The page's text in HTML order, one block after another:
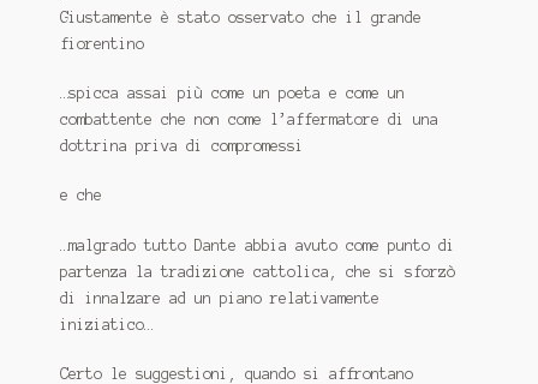
Giustamente è stato osservato che il grande
fiorentino
…spicca assai più come un poeta e come un
combattente che non come l’affermatore di una
dottrina priva di compromessi
e che
…malgrado tutto Dante abbia avuto come punto di
partenza la tradizione cattolica, che si sforzò
di innalzare ad un piano relativamente
iniziatico…
Certo le suggestioni, quando si affrontano